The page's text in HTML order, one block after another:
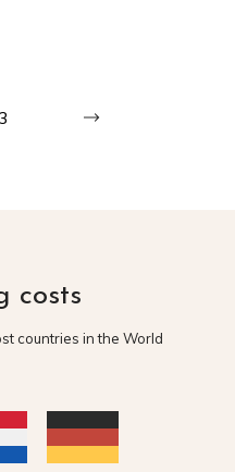
3
costs
countries in the World